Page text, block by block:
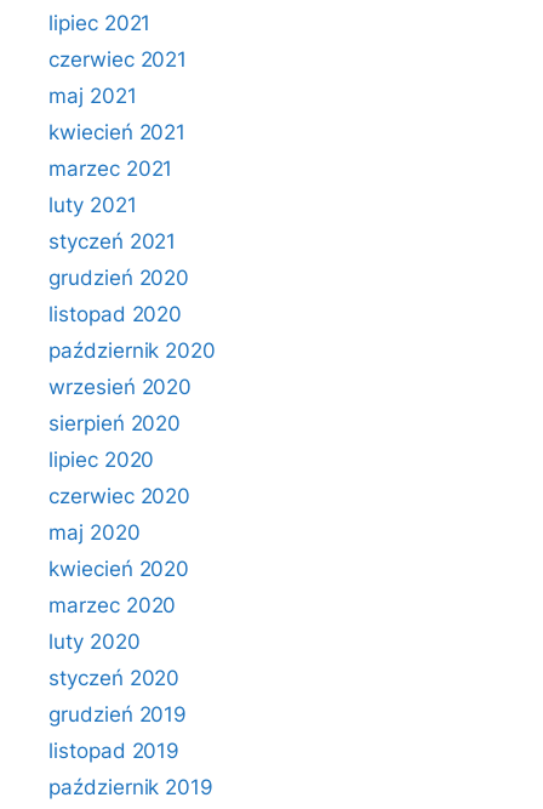
lipiec 2021
czerwiec 2021
maj 2021
kwiecień 2021
marzec 2021
luty 2021
styczeń 2021
grudzień 2020
listopad 2020
październik 2020
wrzesień 2020
sierpień 2020
lipiec 2020
czerwiec 2020
maj 2020
kwiecień 2020
marzec 2020
luty 2020
styczeń 2020
grudzień 2019
listopad 2019
październik 2019